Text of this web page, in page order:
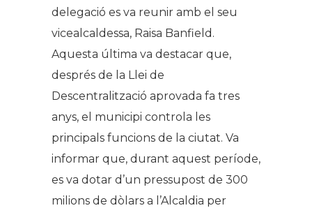
delegació es va reunir amb el seu
vicealcaldessa, Raisa Banfield.
Aquesta última va destacar que,
després de la Llei de
Descentralització aprovada fa tres
anys, el municipi controla les
principals funcions de la ciutat. Va
informar que, durant aquest període,
es va dotar d’un pressupost de 300
milions de dòlars a l’Alcaldia per